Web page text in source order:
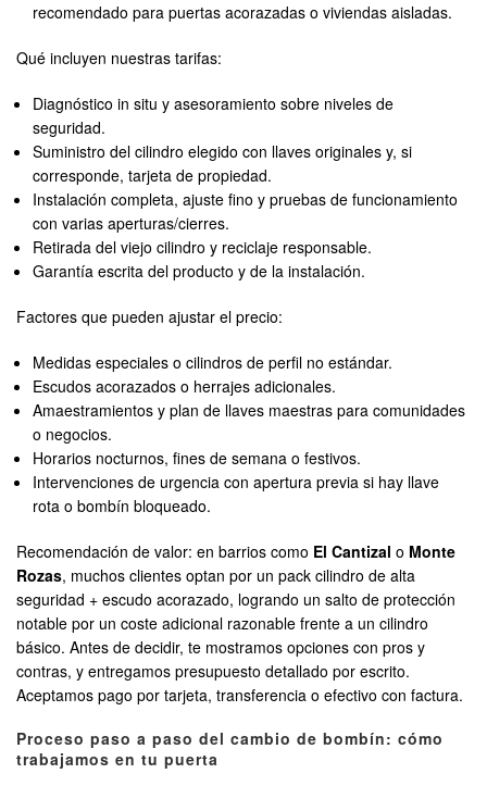
recomendado para puertas acorazadas o viviendas aisladas.
Qué incluyen nuestras tarifas:
Diagnóstico in situ y asesoramiento sobre niveles de
seguridad.
Suministro del cilindro elegido con llaves originales y, si
corresponde, tarjeta de propiedad.
Instalación completa, ajuste fino y pruebas de funcionamiento
con varias aperturas/cierres.
Retirada del viejo cilindro y reciclaje responsable.
Garantía escrita del producto y de la instalación.
Factores que pueden ajustar el precio:
Medidas especiales o cilindros de perfil no estándar.
Escudos acorazados o herrajes adicionales.
Amaestramientos y plan de llaves maestras para comunidades
o negocios.
Horarios nocturnos, fines de semana o festivos.
Intervenciones de urgencia con apertura previa si hay llave
rota o bombín bloqueado.
Recomendación de valor: en barrios como El Cantizal o Monte
Rozas, muchos clientes optan por un pack cilindro de alta
seguridad + escudo acorazado, logrando un salto de protección
notable por un coste adicional razonable frente a un cilindro
básico. Antes de decidir, te mostramos opciones con pros y
contras, y entregamos presupuesto detallado por escrito.
Aceptamos pago por tarjeta, transferencia o efectivo con factura.
Proceso paso a paso del cambio de bombín: cómo
trabajamos en tu puerta